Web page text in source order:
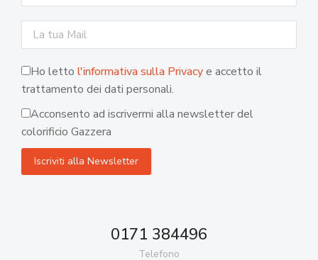
Ho letto l'informativa sulla Privacye accetto il
trattamento dei dati personali.
Acconsento ad iscrivermi alla newsletter del
colorificio Gazzera
0171 384496
Telefono